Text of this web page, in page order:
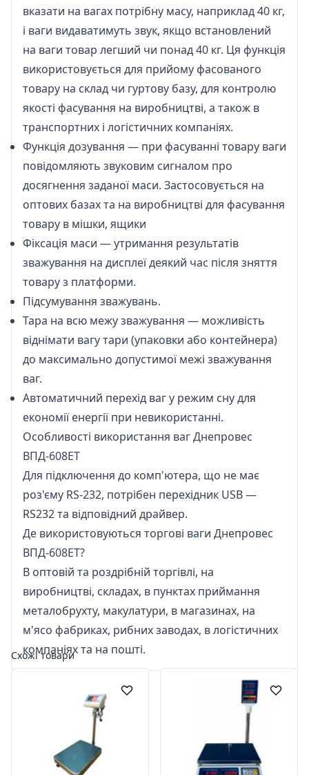
вказати на вагах потрібну масу, наприклад 40 кг,
і ваги видаватимуть звук, якщо встановлений
на ваги товар легший чи понад 40 кг. Ця функція
використовується для прийому фасованого
товару на склад чи гуртову базу, для контролю
якості фасування на виробництві, а також в
транспортних і логістичних компаніях.
Функція дозування — при фасуванні товару ваги
повідомляють звуковим сигналом про
досягнення заданої маси. Застосовується на
оптових базах та на виробництві для фасування
товару в мішки, ящики
Фіксація маси — утримання результатів
зважування на дисплеї деякий час після зняття
товару з платформи.
Підсумування зважувань.
Тара на всю межу зважування — можливість
віднімати вагу тари (упаковки або контейнера)
до максимально допустимої межі зважування
ваг.
Автоматичний перехід ваг у режим сну для
економії енергії при невикористанні.
Особливості використання ваг Днепровес
ВПД-608ЕТ
Для підключення до комп'ютера, що не має
роз'єму RS-232, потрібен перехідник USB —
RS232 та відповідний драйвер.
Де використовуються торгові ваги Днепровес
ВПД-608ЕТ?
В оптовій та роздрібній торгівлі, на
виробництві, складах, в пунктах приймання
металобрухту, макулатури, в магазинах, на
м'ясо фабриках, рибних заводах, в логістичних
компаніях та на пошті.
Схожі товари